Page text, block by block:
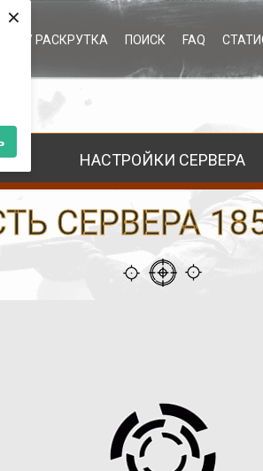
×
/ РАСКРУТКА ПОИСК FAQ
НАСТРОЙКИ СЕРВЕРА
СЕРВЕРА